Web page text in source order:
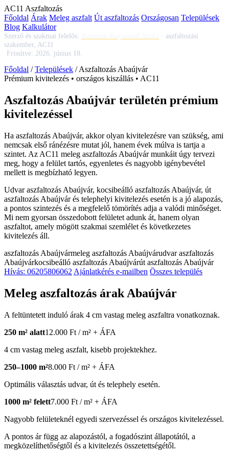
AC11 Aszfaltozás
Főoldal Árak Meleg aszfalt Út aszfaltozás Országosan Települések
Blog Kalkulátor
Szerző és szakmai felelős: · aszfaltozási
szakember, AC11
Frissítve: 2026. június 18.
Főoldal /Települések /Aszfaltozás Abaújvár
Prémium kivitelezés • országos kiszállás • AC11
Aszfaltozás Abaújvár területén prémium
kivitelezéssel
Ha aszfaltozás Abaújvár, akkor olyan kivitelezésre van szükség, ami
nemcsak első ránézésre mutat jól, hanem évek múlva is tartja a
szintet. Az AC11 meleg aszfaltozás Abaújvármunkáit úgy tervezi
meg, hogy a felület tartós, egyenletes és nagyobb igénybevétel
mellett is megbízható legyen.
Udvar aszfaltozás Abaújvár, kocsibeálló aszfaltozás Abaújvár, út
aszfaltozás Abaújvárés telephelyi kivitelezés esetén is a jó alapozás,
a pontos szintezés és a megfelelő tömörítés adja a valódi minőséget.
Mi nem gyorsan összedobott felületet adunk át, hanem olyan
aszfaltot, amely mögött szakmai szemlélet és következetes
kivitelezés áll.
aszfaltozás Abaújvármeleg aszfaltozás Abaújvárudvar aszfaltozás
Abaújvárkocsibeálló aszfaltozás Abaújvárút aszfaltozás Abaújvár
Hívás: 06205806062 Ajánlatkérés e-mailben Összes település
Meleg aszfaltozás árak Abaújvár
A feltüntetett induló árak 4 cm vastag meleg aszfaltra vonatkoznak.
250 m² alatt12.000 Ft / m² + ÁFA
4 cm vastag meleg aszfalt, kisebb projektekhez.
250–1000 m²8.000 Ft / m² + ÁFA
Optimális választás udvar, út és telephely esetén.
1000 m² felett7.000 Ft / m² + ÁFA
Nagyobb felületeknél egyedi szervezéssel és országos kivitelezéssel.
A pontos ár függ az alapozástól, a fogadószint állapotától, a
megközelíthetőségtől és a kivitelezés összetettségétől.